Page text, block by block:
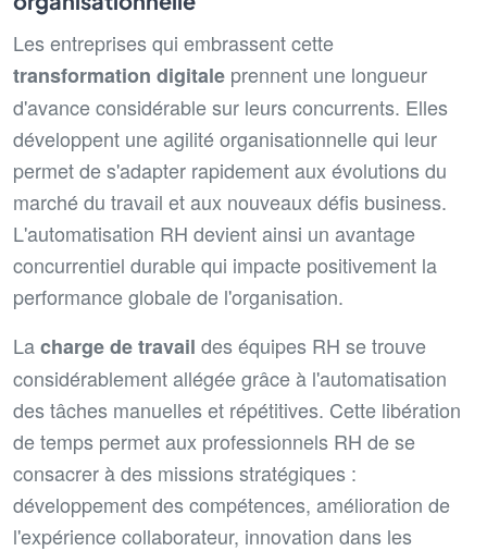
Les entreprises qui embrassent cette
transformation digitale prennent une longueur
d'avance considérable sur leurs concurrents. Elles
développent une agilité organisationnelle qui leur
permet de s'adapter rapidement aux évolutions du
marché du travail et aux nouveaux défis business.
L'automatisation RH devient ainsi un avantage
concurrentiel durable qui impacte positivement la
performance globale de l'organisation.
Lacharge de travail des équipes RH se trouve
considérablement allégée grâce à l'automatisation
des tâches manuelles et répétitives. Cette libération
de temps permet aux professionnels RH de se
consacrer à des missions stratégiques :
développement des compétences, amélioration de
l'expérience collaborateur, innovation dans les